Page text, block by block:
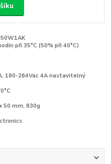
při 35°C (50% při 40°C)
180-264Vac 4A nastavitelný
50 mm, 830g